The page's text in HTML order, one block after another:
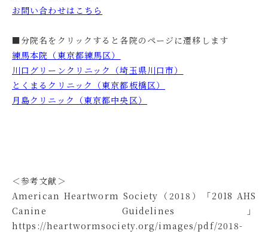
お問い合わせはこちら
■分院名をクリックすると各院のページに遷移します
練馬本院（東京都練馬区）
川口グリーンクリニック（埼玉県川口市）
とくまるクリニック（東京都板橋区）
月島クリニック（東京都中央区）
＜参考文献＞
American Heartworm Society（2018）「2018 AHS
Canine Guidelines」
https://heartwormsociety.org/images/pdf/2018-